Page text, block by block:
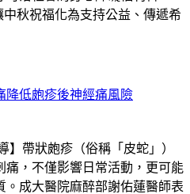
中秋祝福化為支持公益、傳遞希
降低皰疹後神經痛風險
】帶狀皰疹（俗稱「皮蛇」）
，不僅影響日常活動，更可能
成大醫院麻醉部謝佑蓮醫師表